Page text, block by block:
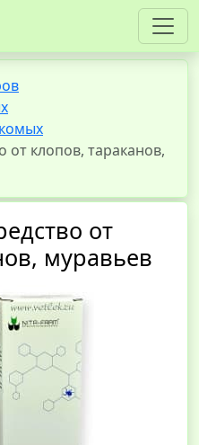
от клопов, тараканов,
от
муравьев